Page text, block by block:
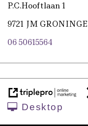
P.C.Hooftlaan 1
9721 JM
06 50615564
Desktop